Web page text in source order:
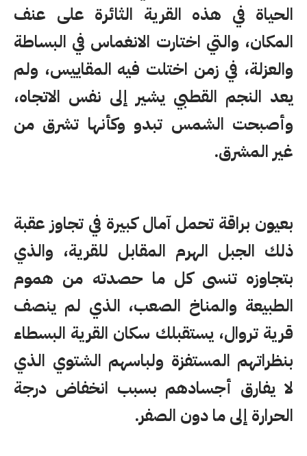
الحياة في هذه القرية الثائرة على عنف
المكان، والتي اختارت الانغماس في البساطة
والعزلة، في زمن اختلت فيه المقاييس، ولم
يعد النجم القطبي يشير إلى نفس الاتجاه،
وأصبحت الشمس تبدو وكأنها تشرق من
غير المشرق.
بعيون براقة تحمل آمال كبيرة في تجاوز عقبة
ذلك الجبل الهرم المقابل للقرية، والذي
بتجاوزه تنسى كل ما حصدته من هموم
الطبيعة والمناخ الصعب، الذي لم ينصف
قرية تروال، يستقبلك سكان القرية البسطاء
بنظراتهم المستفزة ولباسهم الشتوي الذي
لا يفارق أجسادهم بسبب انخفاض درجة
الحرارة إلى ما دون الصفر.